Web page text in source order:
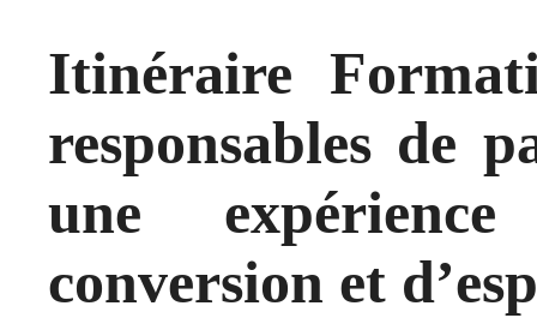
Itinéraire
responsables de
une
conversion et